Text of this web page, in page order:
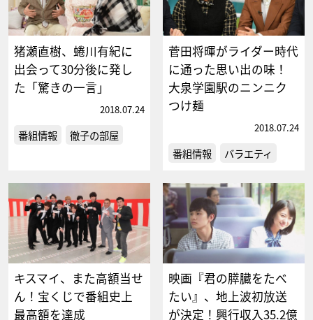
猪瀬直樹、蜷川有紀に
出会って30分後に発し
た「驚きの一言」
2018.07.24
番組情報 徹子の部屋
菅田将暉がライダー時代
に通った思い出の味！
大泉学園駅のニンニク
つけ麺
2018.07.24
番組情報 バラエティ
キスマイ、また高額当せ
ん！宝くじで番組史上
最高額を達成
映画『君の膵臓をたべ
たい』、地上波初放送
が決定！興行収入35.2億